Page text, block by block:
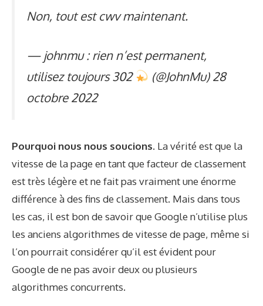
Non, tout est cwv maintenant.
— johnmu : rien n’est permanent,
utilisez toujours 302
(@JohnMu)28
octobre 2022
Pourquoi nous nous soucions. La vérité est que la
vitesse de la page en tant que facteur de classement
est très légère et ne fait pas vraiment une énorme
différence à des fins de classement. Mais dans tous
les cas, il est bon de savoir que Google n’utilise plus
les anciens algorithmes de vitesse de page, même si
l’on pourrait considérer qu’il est évident pour
Google de ne pas avoir deux ou plusieurs
algorithmes concurrents.